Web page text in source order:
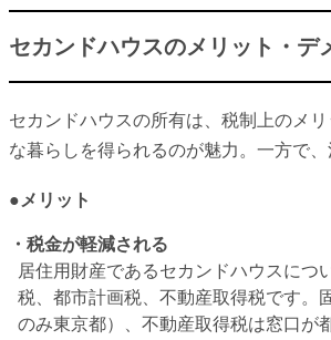
セカンドハウスのメリット・デ
セカンドハウスの所有は、税制上のメ
な暮らしを得られるのが魅力。一方で
●メリット
・税金が軽減される
居住用財産であるセカンドハウスにつ
税、都市計画税、不動産取得税です。
のみ東京都）、不動産取得税は窓口が